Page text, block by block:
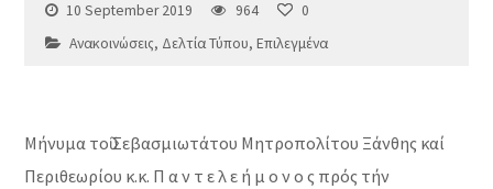
10 September 2019 964
0
Ανακοινώσεις, Δελτία Τύπου,Επιλεγμένα
Μήνυμα τοῦ Σεβασμιωτάτου Μητροπολίτου Ξάνθης καί
Περιθεωρίου κ.κ. Π α ν τ ε λ ε ή μ ο ν ο ς πρός τήν